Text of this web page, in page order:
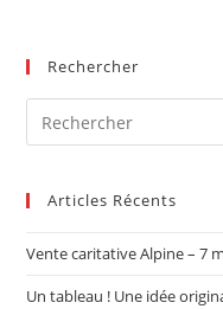
Rechercher
Articles Récents
Vente caritative Alpine – 7
Un tableau ! Une idée